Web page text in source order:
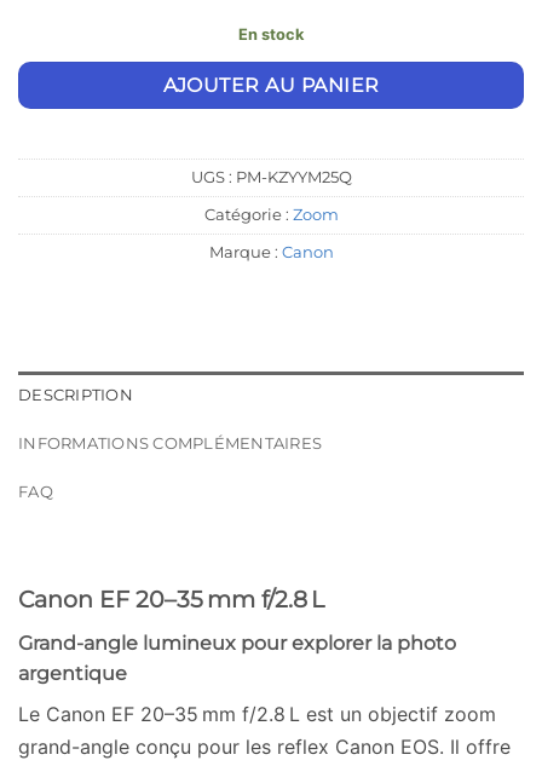
En stock
AJOUTER AU PANIER
Alternative:
UGS : PM-KZYYM25Q
Catégorie : Zoom
Marque : Canon
DESCRIPTION
INFORMATIONS COMPLÉMENTAIRES
FAQ
Canon EF 20–35 mm f/2.8 L
Grand-angle lumineux pour explorer la photo
argentique
Le Canon EF 20–35 mm f/2.8 L est un objectif zoom
grand-angle conçu pour les reflex Canon EOS. Il offre